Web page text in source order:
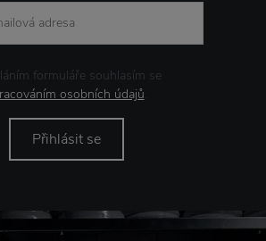
formuláře souhlasím se
osobních údajů.
Přihlásit se